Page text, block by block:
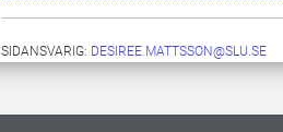
SIDANSVARIG: DESIREE.MATTSSON@SLU.SE